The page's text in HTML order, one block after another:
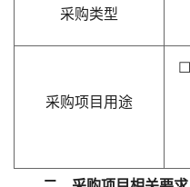
采购类型
采购项目用途
☐